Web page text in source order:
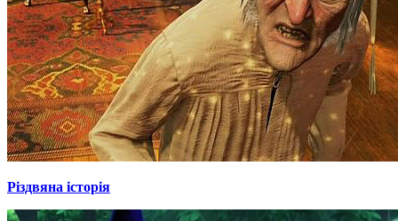
Різдвяна історія